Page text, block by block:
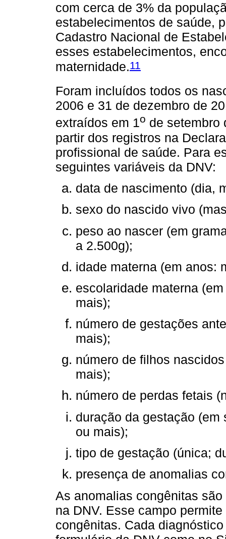
com cerca de 3% da
estabelecimentos de saúde,
Cadastro Nacional de
esses estabelecimentos,
maternidade.11
Foram incluídos todos os
2006 e 31 de dezembro de
extraídos em 1o de setembro
partir dos registros na
profissional de saúde. Para
seguintes variáveis da DNV:
data de nascimento (dia,
sexo do nascido vivo
peso ao nascer (em
a 2.500g);
idade materna (em anos:
escolaridade materna
mais);
número de gestações
mais);
número de filhos
mais);
número de perdas fetais
duração da gestação
ou mais);
tipo de gestação (única;
presença de anomalias
As anomalias congênitas
na DNV. Esse campo
congênitas. Cada